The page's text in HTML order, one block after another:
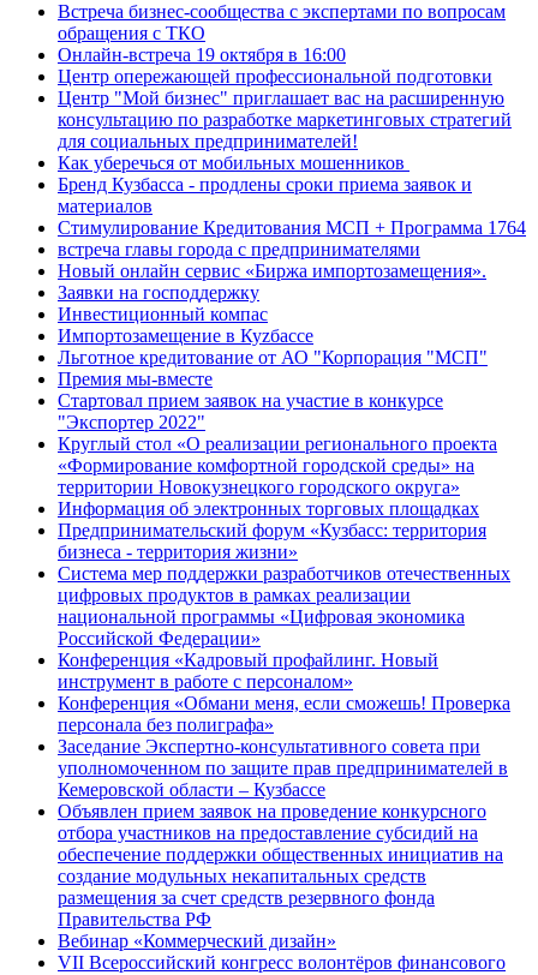
Встреча бизнес-сообщества с экспертами по вопросам
обращения с ТКО
Онлайн-встреча 19 октября в 16:00
Центр опережающей профессиональной подготовки
Центр "Мой бизнес" приглашает вас на расширенную
консультацию по разработке маркетинговых стратегий
для социальных предпринимателей!
Как уберечься от мобильных мошенников
Бренд Кузбасса - продлены сроки приема заявок и
материалов
Стимулирование Кредитования МСП + Программа 1764
встреча главы города с предпринимателями
Новый онлайн сервис «Биржа импортозамещения».
Заявки на господдержку
Инвестиционный компас
Импортозамещение в Куzбассе
Льготное кредитование от АО "Корпорация "МСП"
Премия мы-вместе
Стартовал прием заявок на участие в конкурсе
"Экспортер 2022"
Круглый стол «О реализации регионального проекта
«Формирование комфортной городской среды» на
территории Новокузнецкого городского округа»
Информация об электронных торговых площадках
Предпринимательский форум «Кузбасс: территория
бизнеса - территория жизни»
Система мер поддержки разработчиков отечественных
цифровых продуктов в рамках реализации
национальной программы «Цифровая экономика
Российской Федерации»
Конференция «Кадровый профайлинг. Новый
инструмент в работе с персоналом»
Конференция «Обмани меня, если сможешь! Проверка
персонала без полиграфа»
Заседание Экспертно-консультативного совета при
уполномоченном по защите прав предпринимателей в
Кемеровской области – Кузбассе
Объявлен прием заявок на проведение конкурсного
отбора участников на предоставление субсидий на
обеспечение поддержки общественных инициатив на
создание модульных некапитальных средств
размещения за счет средств резервного фонда
Правительства РФ
Вебинар «Коммерческий дизайн»
VII Всероссийский конгресс волонтёров финансового